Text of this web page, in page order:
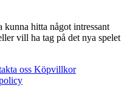
hitta något intressant
vill ha tag på det nya spelet
oss Köpvillkor